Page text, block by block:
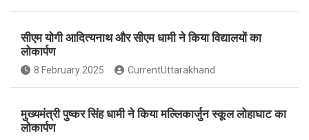
ce
b
o
o
k
s
A
p
p
ar
e
सीएम योगी आदित्यनाथ और सीएम धामी ने किया विद्यालयों का
लोकार्पण
8 February 2025 CurrentUttarakhand
मुख्यमंत्री पुष्कर सिंह धामी ने किया मल्लिकार्जुन स्कूल लोहाघाट का
लोकार्पण